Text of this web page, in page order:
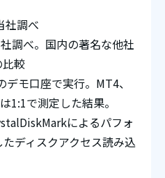
社調べ
調べ。国内の著名な他社
比較
モ口座で実行。MT4、
1:1で測定した結果。
によるパフォ
ディスクアクセス読み込